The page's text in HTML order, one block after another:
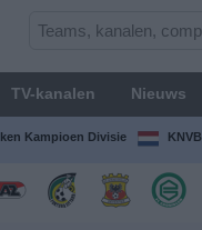
TV-kanalen Nieuws
Kampioen Divisie